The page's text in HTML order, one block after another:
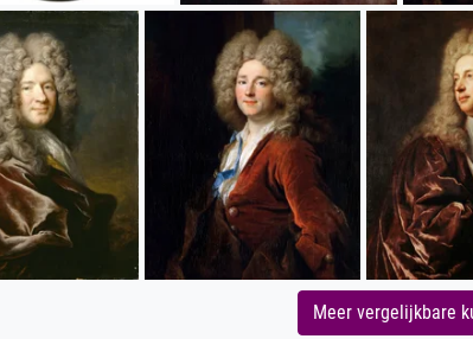
Meer vergelijkbare